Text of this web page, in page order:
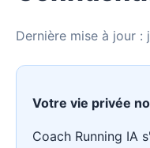
Dernière mise à jour :
Votre vie privée
Coach Running IA